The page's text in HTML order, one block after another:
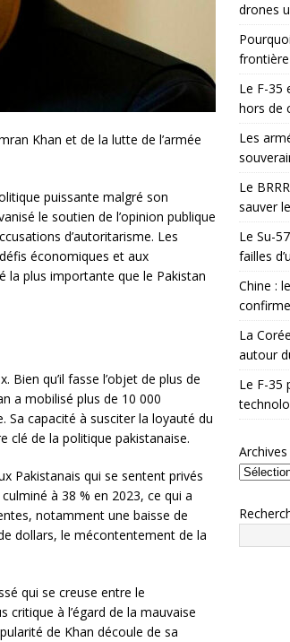
Khan et de la lutte de l’armée
puissante malgré son
le soutien de l’opinion publique
d’autoritarisme. Les
économiques et aux
la plus importante que le Pakistan
Bien qu’il fasse l’objet de plus de
a mobilisé plus de 10 000
Sa capacité à susciter la loyauté du
clé de la politique pakistanaise.
Pakistanais qui se sentent privés
à 38 % en 2023, ce qui a
notamment une baisse de
dollars, le mécontentement de la
qui se creuse entre le
critique à l’égard de la mauvaise
de Khan découle de sa
drones
Le F-35
hors de
Les
Le
sauver
Le Su-
failles
Chine :
La
autour
Le F-35
Archives